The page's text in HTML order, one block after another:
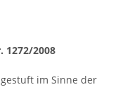
1272/2008
im Sinne der